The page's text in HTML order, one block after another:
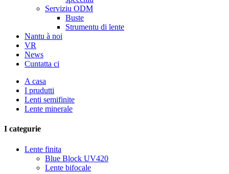
Serviziu ODM
Buste
Strumentu di lente
Nantu à noi
VR
News
Cuntatta ci
A casa
I prudutti
Lenti semifinite
Lente minerale
I categurie
Lente finita
Blue Block UV420
Lente bifocale